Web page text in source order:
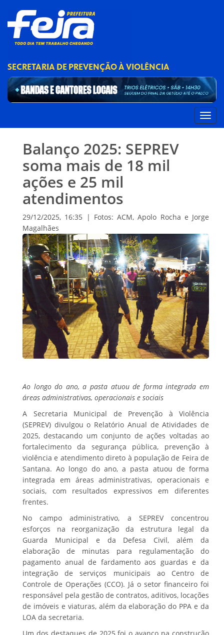
SECRETARIA DE PREVENÇÃO À VIOLÊNCIA
Balanço 2025: SEPREV
soma mais de 18 mil
ações e 25 mil
atendimentos
29/12/2025, 16:35 | Fotos: ACM, Apolo Rocha e Jorge
Magalhães
Ao longo do ano, a pasta atuou de forma integrada em
áreas administrativas, operacionais e sociais
A Secretaria Municipal de Prevenção à Violência
(SEPREV) divulgou o Relatório Anual de Atividades de
2025, destacando um conjunto de ações voltadas ao
fortalecimento da segurança pública, prevenção à
violência e atendimento direto à população de Feira de
Santana. Ao longo do ano, a pasta atuou de forma
integrada em áreas administrativas, operacionais e
sociais, com resultados expressivos em diferentes
frentes.
No campo administrativo, a SEPREV concentrou
esforços na reorganização da estrutura legal da
Guarda Municipal e da Defesa Civil, além da
elaboração de minutas para regulamentação do
pagamento anual de fardamento aos guardas e da
integração de serviços municipais ao Centro de
Controle de Operações (CCO). Já o setor financeiro foi
responsável pela gestão de contratos, aditivos, locações
de imóveis e viaturas, além da elaboração do PPA e da
LOA da secretaria.